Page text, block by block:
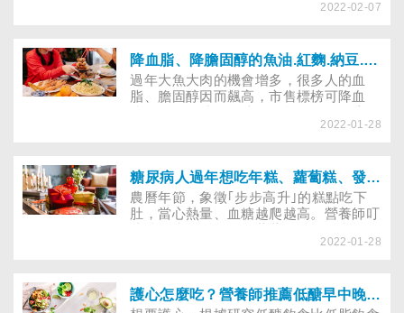
芝、冬蟲夏草，甚或薑黃、白藜蘆醇、蜂
養補充品嗎？
2022-02-07
降血脂、降膽固醇的魚油.紅麴.納豆.兒茶素.花青素等降血脂保健品怎麼選？建議量為何？
過年大魚大肉的機會增多，很多人的血
脂、膽固醇因而飆高，市售標榜可降血
纖維、兒茶素、花青素等保健食品，該如
2022-01-28
糖尿病人過年想吃年糕、蘿蔔糕、發糕怎麼選？用海藻糖熱量較低？
農曆年節，象徵｢步步高升｣的糕點吃下
肚，當心熱量、血糖越爬越高。營養師叮
嚐即止，更要留意烹煮方式，下了油鍋可
如何減糖烘焙，且看營養師的祕訣。
2022-01-28
護心怎麼吃？營養師推薦低醣早中晚餐食譜